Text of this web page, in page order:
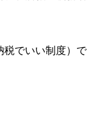
税でいい制度）で